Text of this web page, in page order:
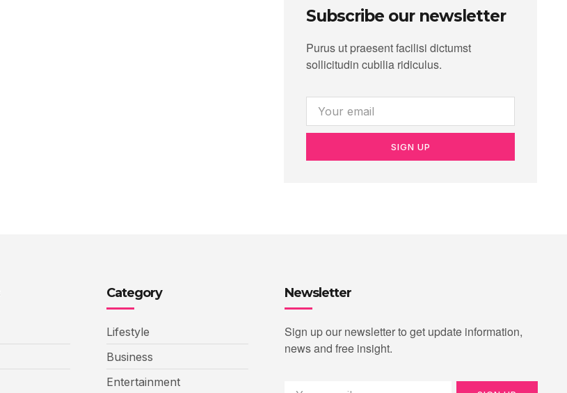
Subscribe our newsletter
Purus ut praesent facilisi dictumst
sollicitudin cubilia ridiculus.
SIGN UP
Category
Lifestyle
Business
Entertainment
Newsletter
Sign up our newsletter to get update information,
news and free insight.